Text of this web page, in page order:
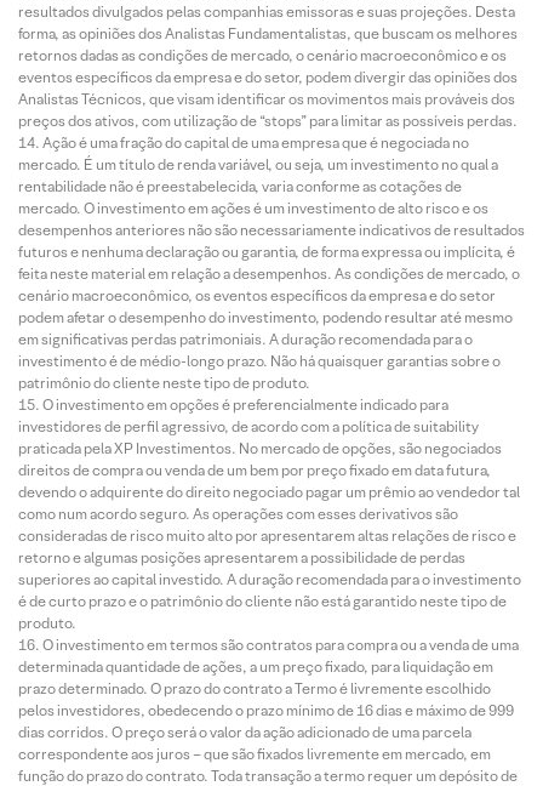
resultados divulgados pelas companhias emissoras e suas projeções. Desta
forma, as opiniões dos Analistas Fundamentalistas, que buscam os melhores
retornos dadas as condições de mercado, o cenário macroeconômico e os
eventos específicos da empresa e do setor, podem divergir das opiniões dos
Analistas Técnicos, que visam identificar os movimentos mais prováveis dos
preços dos ativos, com utilização de “stops” para limitar as possíveis perdas.
Ação é uma fração do capital de uma empresa que é negociada no
mercado. É um título de renda variável, ou seja, um investimento no qual a
rentabilidade não é preestabelecida, varia conforme as cotações de
mercado. O investimento em ações é um investimento de alto risco e os
desempenhos anteriores não são necessariamente indicativos de resultados
futuros e nenhuma declaração ou garantia, de forma expressa ou implícita, é
feita neste material em relação a desempenhos. As condições de mercado, o
cenário macroeconômico, os eventos específicos da empresa e do setor
podem afetar o desempenho do investimento, podendo resultar até mesmo
em significativas perdas patrimoniais. A duração recomendada para o
investimento é de médio-longo prazo. Não há quaisquer garantias sobre o
patrimônio do cliente neste tipo de produto.
O investimento em opções é preferencialmente indicado para
investidores de perfil agressivo, de acordo com a política de suitability
praticada pela XP Investimentos. No mercado de opções, são negociados
direitos de compra ou venda de um bem por preço fixado em data futura,
devendo o adquirente do direito negociado pagar um prêmio ao vendedor tal
como num acordo seguro. As operações com esses derivativos são
consideradas de risco muito alto por apresentarem altas relações de risco e
retorno e algumas posições apresentarem a possibilidade de perdas
superiores ao capital investido. A duração recomendada para o investimento
é de curto prazo e o patrimônio do cliente não está garantido neste tipo de
produto.
O investimento em termos são contratos para compra ou a venda de uma
determinada quantidade de ações, a um preço fixado, para liquidação em
prazo determinado. O prazo do contrato a Termo é livremente escolhido
pelos investidores, obedecendo o prazo mínimo de 16 dias e máximo de 999
dias corridos. O preço será o valor da ação adicionado de uma parcela
correspondente aos juros – que são fixados livremente em mercado, em
função do prazo do contrato. Toda transação a termo requer um depósito de